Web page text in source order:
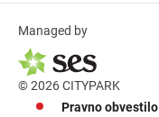
Managed by
© 2026 CITYPARK
Pravno obvestilo